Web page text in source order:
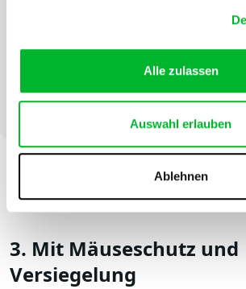
Alle zulassen
Auswahl erlauben
Ablehnen
Alle Mäusevertreiber
3. Mit Mäuseschutz und
Versiegelung